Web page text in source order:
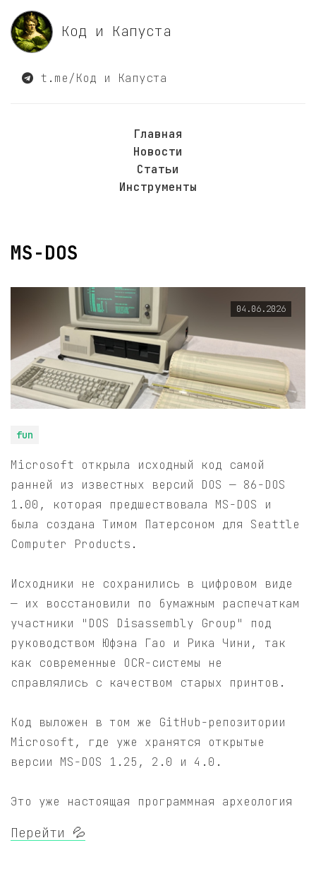
Код и Капуста
t.me/Код и Капуста
Главная
Новости
Статьи
Инструменты
MS-DOS
04.06.2026
fun
Microsoft открыла исходный код самой
ранней из известных версий DOS — 86-DOS
1.00, которая предшествовала MS-DOS и
была создана Тимом Патерсоном для Seattle
Computer Products.
Исходники не сохранились в цифровом виде
— их восстановили по бумажным распечаткам
участники "DOS Disassembly Group" под
руководством Юфэна Гао и Рика Чини, так
как современные OCR-системы не
справлялись с качеством старых принтов.
Код выложен в том же GitHub-репозитории
Microsoft, где уже хранятся открытые
версии MS-DOS 1.25, 2.0 и 4.0.
Это уже настоящая программная археология
Перейти 💦